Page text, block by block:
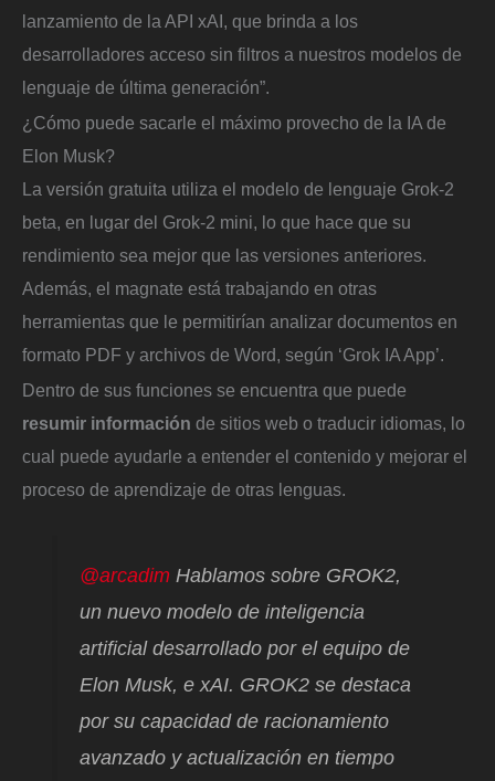
lanzamiento de la API xAI, que brinda a los
desarrolladores acceso sin filtros a nuestros modelos de
lenguaje de última generación”.
¿Cómo puede sacarle el máximo provecho de la IA de
Elon Musk?
La versión gratuita utiliza el modelo de lenguaje Grok-2
beta, en lugar del Grok-2 mini, lo que hace que su
rendimiento sea mejor que las versiones anteriores.
Además, el magnate está trabajando en otras
herramientas que le permitirían analizar documentos en
formato PDF y archivos de Word, según ‘Grok IA App’.
Dentro de sus funciones se encuentra que puede
resumir información de sitios web o traducir idiomas, lo
cual puede ayudarle a entender el contenido y mejorar el
proceso de aprendizaje de otras lenguas.
@arcadim Hablamos sobre GROK2,
un nuevo modelo de inteligencia
artificial desarrollado por el equipo de
Elon Musk, e xAI. GROK2 se destaca
por su capacidad de racionamiento
avanzado y actualización en tiempo